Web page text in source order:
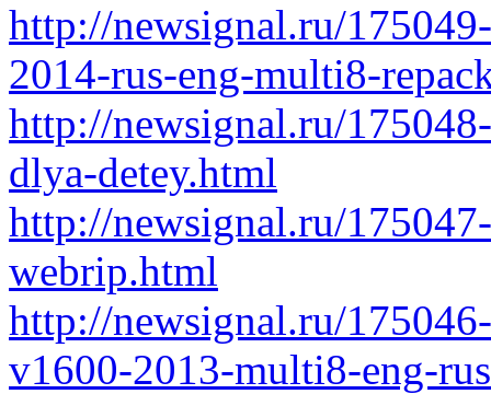
http://newsignal.ru/
2014-rus-eng-multi8-
http://newsignal.ru/
dlya-detey.html
http://newsignal.ru/
webrip.html
http://newsignal.ru/
v1600-2013-multi8-eng-